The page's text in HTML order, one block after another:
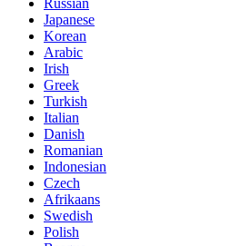
Japanese
Korean
Arabic
Irish
Greek
Turkish
Italian
Danish
Romanian
Indonesian
Czech
Afrikaans
Swedish
Polish